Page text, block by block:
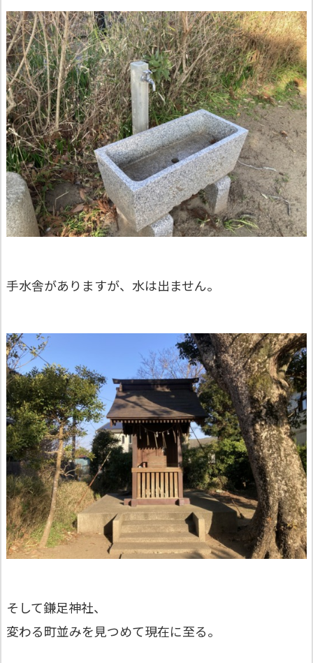
手水舎がありますが、水は出ません。
そして鎌足神社、
変わる町並みを見つめて現在に至る。